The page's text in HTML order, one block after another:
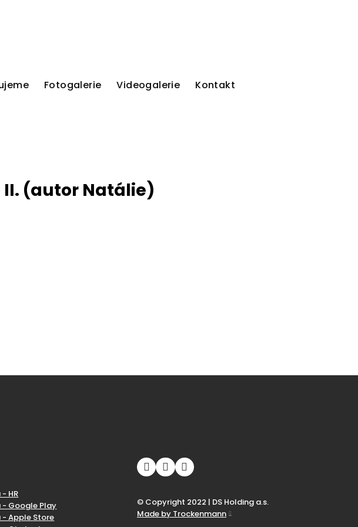
Fotogalerie Videogalerie Kontakt
II. (autor Natálie)
HR
Google Play
Apple Store
© Copyright 2022 | DS Holding a.s.
Made by Trockenmann